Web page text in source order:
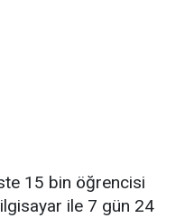
15 bin öğrencisi
ile 7 gün 24